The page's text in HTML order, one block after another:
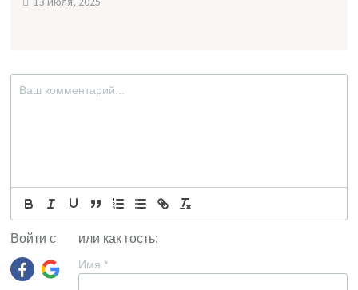
Войти с или как гость:
Имя *